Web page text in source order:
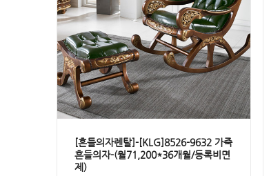
[흔들의자렌탈]-[KLG]8526-9632 가죽
흔들의자-(월71,200*36개월/등록비면
제)